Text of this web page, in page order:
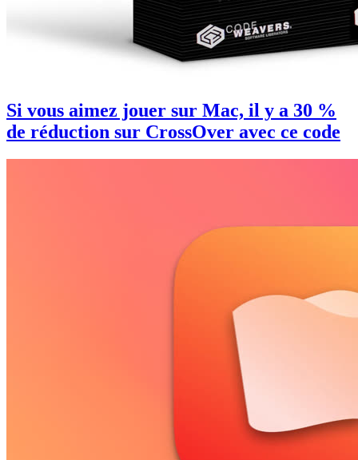
Si vous aimez jouer sur Mac, il y a 30 %
de réduction sur CrossOver avec ce code